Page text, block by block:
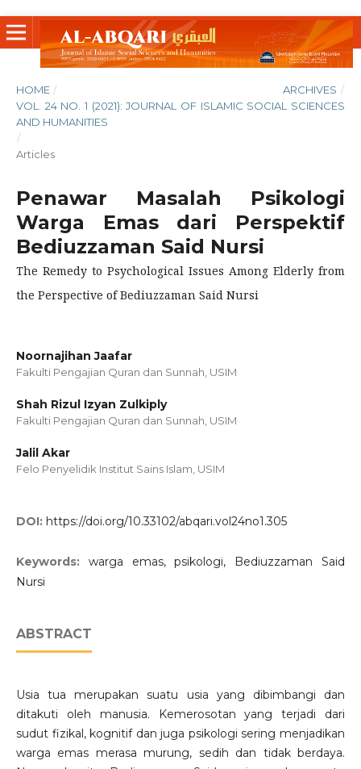
HOME / ARCHIVES /
VOL. 24 NO. 1 (2021): JOURNAL OF ISLAMIC SOCIAL SCIENCES
AND HUMANITIES
/
Articles
Penawar Masalah Psikologi
Warga Emas dari Perspektif
Bediuzzaman Said Nursi
The Remedy to Psychological Issues Among Elderly from
the Perspective of Bediuzzaman Said Nursi
Noornajihan Jaafar
Fakulti Pengajian Quran dan Sunnah, USIM
Shah Rizul Izyan Zulkiply
Fakulti Pengajian Quran dan Sunnah, USIM
Jalil Akar
Felo Penyelidik Institut Sains Islam, USIM
DOI: https://doi.org/10.33102/abqari.vol24no1.305
Keywords: warga emas, psikologi, Bediuzzaman Said
Nursi
ABSTRACT
Usia tua merupakan suatu usia yang dibimbangi dan
ditakuti oleh manusia. Kemerosotan yang terjadi dari
sudut fizikal, kognitif dan juga psikologi sering menjadikan
warga emas merasa murung, sedih dan tidak berdaya.